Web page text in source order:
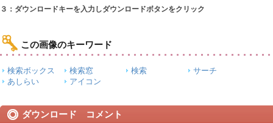
３：ダウンロードキーを入力しダウンロードボタンをクリック
この画像のキーワード
検索ボックス 検索窓 検索
サーチ
あしらい
アイコン
ダウンロード コメント